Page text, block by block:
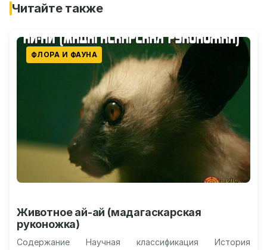
Читайте также
ФЛОРА И ФАУНА
Животное ай-ай (мадагаскарская
руконожка)
Содержание Научная классификация История